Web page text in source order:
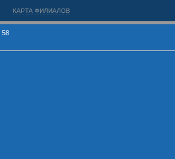
КАРТА ФИЛИАЛОВ
58